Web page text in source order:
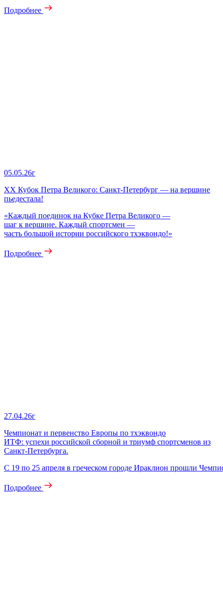
Подробнее
05.05.26г
XX Кубок Петра Великого: Санкт‑Петербург — на вершине
пьедестала!
«Каждый поединок на Кубке Петра Великого —
шаг к вершине. Каждый спортсмен —
часть большой истории российского тхэквондо!»
Подробнее
27.04.26г
Чемпионат и первенство Европы по тхэквондо
ИТФ: успехи российской сборной и триумф спортсменов из
Санкт-Петербурга.
С 19 по 25 апреля в греческом городе Ираклион прошли
Подробнее